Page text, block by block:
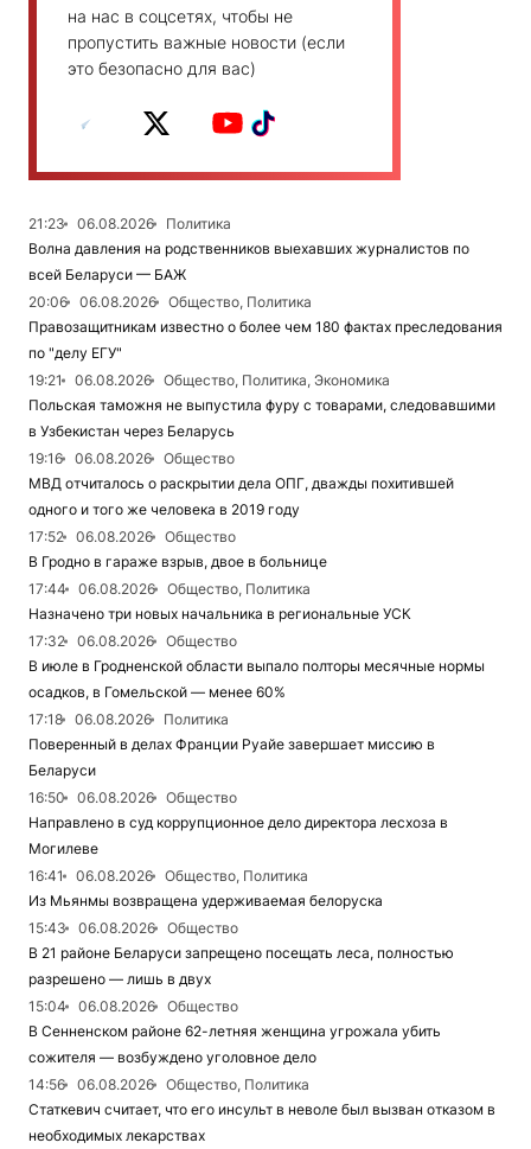
на нас в соцсетях, чтобы не
пропустить важные новости (если
это безопасно для вас)
21:23 06.08.2026
Политика
Волна давления на родственников выехавших журналистов по
всей Беларуси — БАЖ
20:06
06.08.2026
Общество, Политика
Правозащитникам известно о более чем 180 фактах преследования
по "делу ЕГУ"
19:21
06.08.2026
Общество, Политика, Экономика
Польская таможня не выпустила фуру с товарами, следовавшими
в Узбекистан через Беларусь
19:16
06.08.2026
Общество
МВД отчиталось о раскрытии дела ОПГ, дважды похитившей
одного и того же человека в 2019 году
17:52
06.08.2026
Общество
В Гродно в гараже взрыв, двое в больнице
17:44
06.08.2026
Общество, Политика
Назначено три новых начальника в региональные УСК
17:32
06.08.2026
Общество
В июле в Гродненской области выпало полторы месячные нормы
осадков, в Гомельской — менее 60%
17:18
06.08.2026
Политика
Поверенный в делах Франции Руайе завершает миссию в
Беларуси
16:50
06.08.2026
Общество
Направлено в суд коррупционное дело директора лесхоза в
Могилеве
16:41
06.08.2026
Общество, Политика
Из Мьянмы возвращена удерживаемая белоруска
15:43
06.08.2026
Общество
В 21 районе Беларуси запрещено посещать леса, полностью
разрешено — лишь в двух
15:04
06.08.2026
Общество
В Сенненском районе 62-летняя женщина угрожала убить
сожителя — возбуждено уголовное дело
14:56
06.08.2026
Общество, Политика
Статкевич считает, что его инсульт в неволе был вызван отказом в
необходимых лекарствах